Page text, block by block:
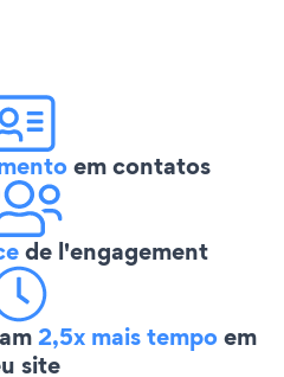
em contatos
de l'engagement
2,5x mais tempoem
site